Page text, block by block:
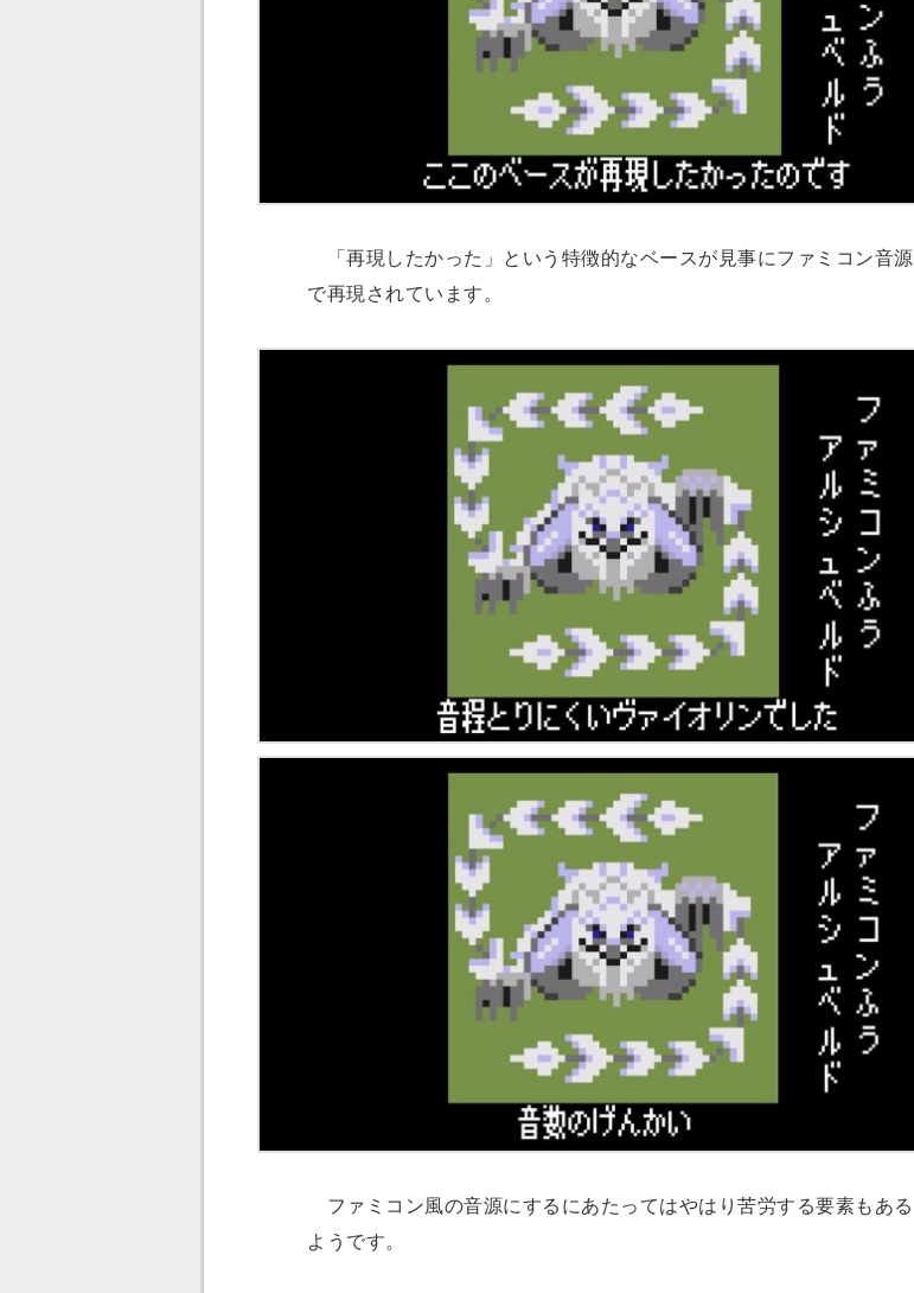
「再現したかった」という特徴的なベースが見事にファミコン音源
で再現されています。
ファミコン風の音源にするにあたってはやはり苦労する要素もある
ようです。